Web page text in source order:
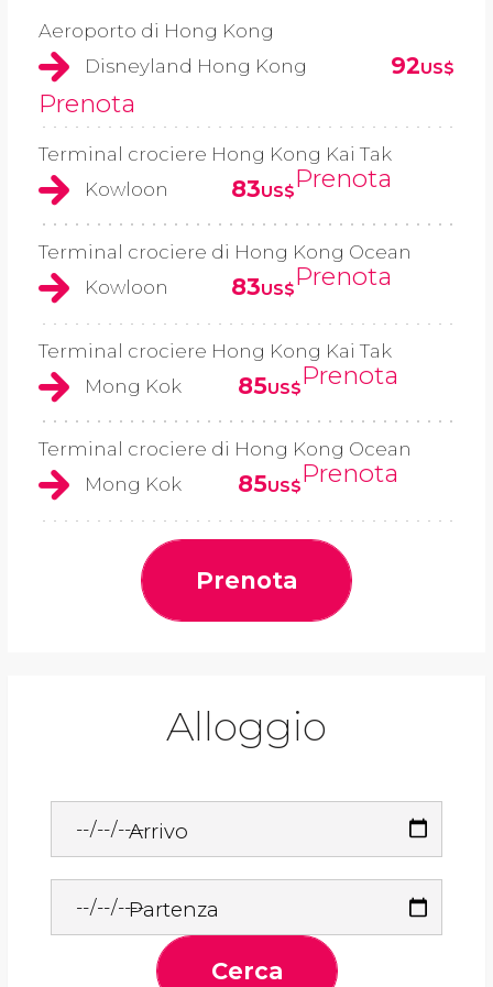
Aeroporto di Hong Kong
Disneyland Hong Kong
92US$
Prenota
Terminal crociere Hong Kong Kai Tak
Kowloon
83US$Prenota
Terminal crociere di Hong Kong Ocean
Kowloon
83US$Prenota
Terminal crociere Hong Kong Kai Tak
Mong Kok
85US$Prenota
Terminal crociere di Hong Kong Ocean
Mong Kok
85US$Prenota
Prenota
Alloggio
Arrivo
Partenza
Cerca